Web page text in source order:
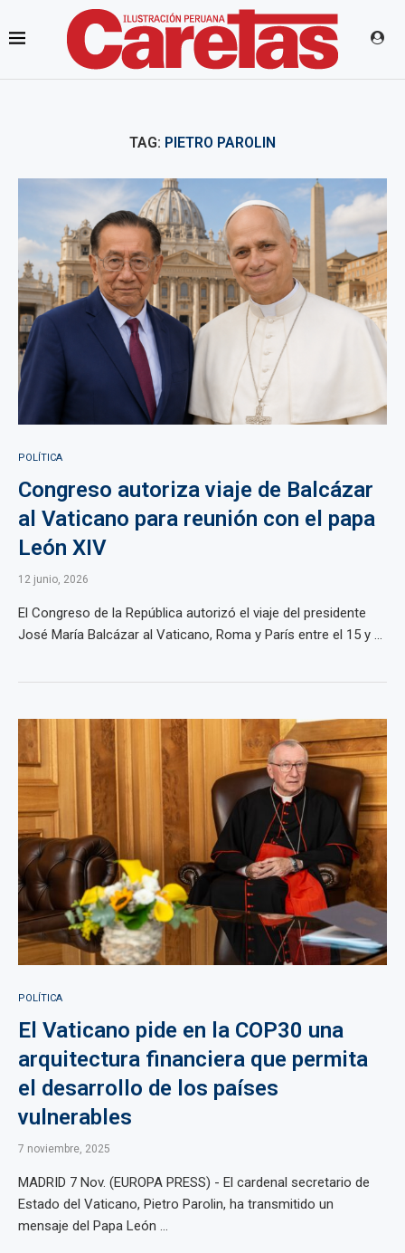
TAG: PIETRO PAROLIN
POLÍTICA
Congreso autoriza viaje de Balcázar
al Vaticano para reunión con el papa
León XIV
12 junio, 2026
El Congreso de la República autorizó el viaje del presidente
José María Balcázar al Vaticano, Roma y París entre el 15 y ...
POLÍTICA
El Vaticano pide en la COP30 una
arquitectura financiera que permita
el desarrollo de los países
vulnerables
7 noviembre, 2025
MADRID 7 Nov. (EUROPA PRESS) - El cardenal secretario de
Estado del Vaticano, Pietro Parolin, ha transmitido un
mensaje del Papa León ...